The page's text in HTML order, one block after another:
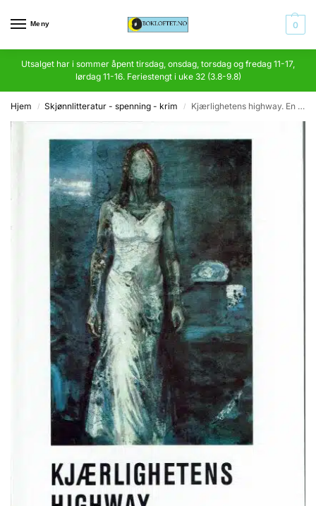
Meny 0
Utsalget har i sommer åpent tirsdag, onsdag, torsdag og fredag 11-17,
lørdag 11-16. Feriestengt i uke 32 (3.8-9.8)
Hjem / Skjønnlitteratur - spenning - krim / Kjærlighetens highway. En samling nye kjærlighetsdikt